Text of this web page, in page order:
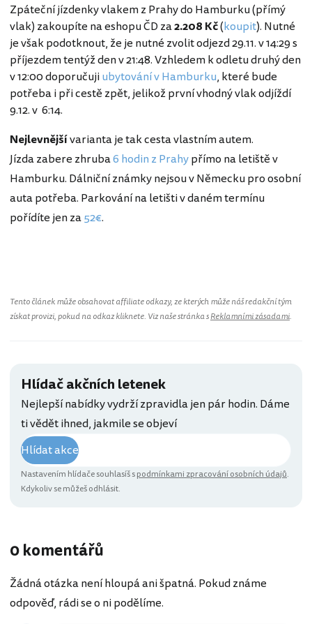
Zpáteční jízdenky vlakem z Prahy do Hamburku (přímý
vlak) zakoupíte na eshopu ČD za2.208 Kč(koupit). Nutné
je však podotknout, že je nutné zvolit odjezd 29.11. v 14:29 s
příjezdem tentýž den v 21:48. Vzhledem k odletu druhý den
v 12:00 doporučujiubytování v Hamburku, které bude
potřeba i při cestě zpět, jelikož první vhodný vlak odjíždí
9.12. v 6:14.
Nejlevnějšívarianta je tak cesta vlastním autem.
Jízda zabere zhruba6 hodin z Prahypřímo na letiště v
Hamburku. Dálniční známky nejsou v Německu pro osobní
auta potřeba. Parkování na letišti v daném termínu
pořídíte jen za52€.
Tento článek může obsahovat affiliate odkazy, ze kterých může náš redakční tým
získat provizi, pokud na odkaz kliknete. Viz naše stránka sReklamními zásadami.
Hlídač akčních letenek
Nejlepší nabídky vydrží zpravidla jen pár hodin. Dáme
ti vědět ihned, jakmile se objeví
Hlídat akce
Nastavením hlídače souhlasíš spodmínkami zpracování osobních údajů.
Kdykoliv se můžeš odhlásit.
0 komentářů
Žádná otázka není hloupá ani špatná. Pokud známe
odpověď, rádi se o ni podělíme.